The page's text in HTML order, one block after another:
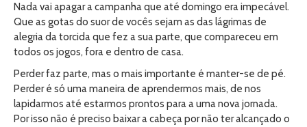
Nada vai apagar a campanha que até domingo era impecável.
Que as gotas do suor de vocês sejam as das lágrimas de
alegria da torcida que fez a sua parte, que compareceu em
todos os jogos, fora e dentro de casa.
Perder faz parte, mas o mais importante é manter-se de pé.
Perder é só uma maneira de aprendermos mais, de nos
lapidarmos até estarmos prontos para a uma nova jornada.
Por isso não é preciso baixar a cabeça por não ter alcançado o